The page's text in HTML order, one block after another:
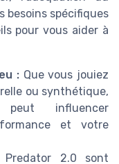
besoins spécifiques
pour vous aider à
:Que vous jouiez
ou synthétique,
influencer
et votre
Predator 2.0 sont